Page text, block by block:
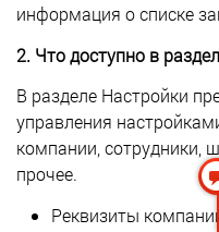
информация о списке
2. Что доступно в
В разделе Настройки
управления
компании, сотрудники,
прочее.
Реквизиты